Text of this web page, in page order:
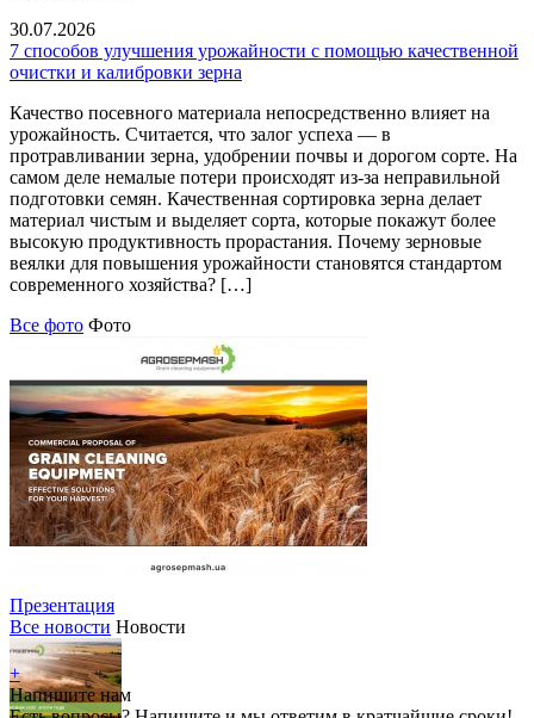
30.07.2026
7 способов улучшения урожайности с помощью качественной
очистки и калибровки зерна
Качество посевного материала непосредственно влияет на
урожайность. Считается, что залог успеха — в
протравливании зерна, удобрении почвы и дорогом сорте. На
самом деле немалые потери происходят из-за неправильной
подготовки семян. Качественная сортировка зерна делает
материал чистым и выделяет сорта, которые покажут более
высокую продуктивность прорастания. Почему зерновые
веялки для повышения урожайности становятся стандартом
современного хозяйства? […]
Все фото Фото
Презентация
Все новости Новости
+
Напишите нам